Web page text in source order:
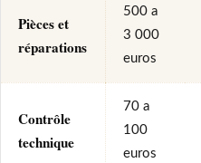
Pièces et
réparations
500 a
3 000
euros
Contrôle
technique
70 a
100
euros